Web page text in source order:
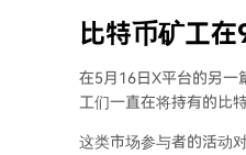
比特币矿工
在5月16日X平台的另一
工们一直在将持有的比
这类市场参与者的活动